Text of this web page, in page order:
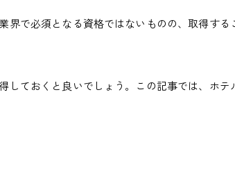
で必須となる資格ではないものの、取得する
ておくと良いでしょう。この記事では、ホ